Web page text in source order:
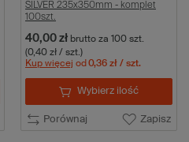
SILVER 235x350mm - komplet
100szt.
40,00 zł brutto za 100 szt.
(0,40 zł / szt.)
Kup więcej od 0,36 zł / szt.
Porównaj Zapisz
Wybierz ilość